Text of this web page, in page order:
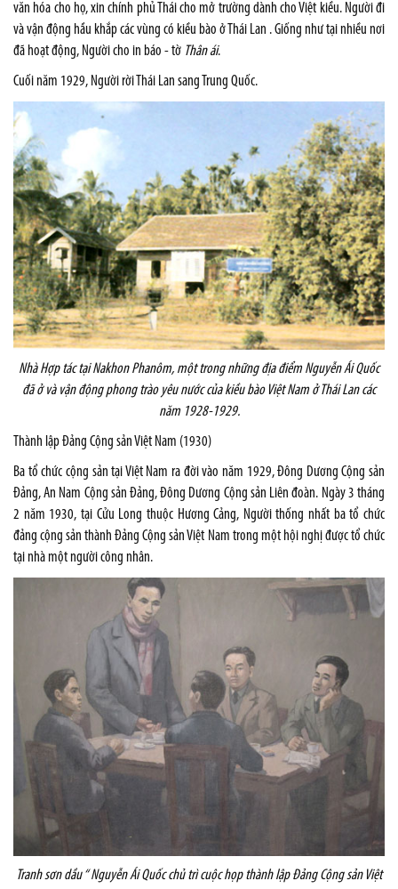
văn hóa cho họ, xin chính phủ Thái cho mở trường dành cho Việt kiều. Người đi
và vận động hầu khắp các vùng có kiều bào ở Thái Lan . Giống như tại nhiều nơi
đã hoạt động, Người cho in báo - tờ Thân ái.
Cuối năm 1929, Người rời Thái Lan sang Trung Quốc.
Nhà Hợp tác tại Nakhon Phanôm, một trong những địa điểm Nguyễn Ái Quốc
đã ở và vận động phong trào yêu nước của kiều bào Việt Nam ở Thái Lan các
năm 1928-1929.
Thành lập Đảng Cộng sản Việt Nam (1930)
Ba tổ chức cộng sản tại Việt Nam ra đời vào năm 1929, Đông Dương Cộng sản
Đảng, An Nam Cộng sản Đảng, Đông Dương Cộng sản Liên đoàn. Ngày 3 tháng
2 năm 1930, tại Cửu Long thuộc Hương Cảng, Người thống nhất ba tổ chức
đảng cộng sản thành Đảng Cộng sản Việt Nam trong một hội nghị được tổ chức
tại nhà một người công nhân.
Tranh sơn dầu “ Nguyễn Ái Quốc chủ trì cuộc họp thành lập Đảng Cộng sản Việt